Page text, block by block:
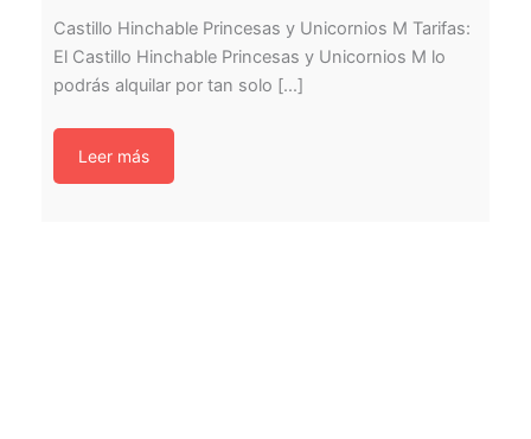
Castillo Hinchable Princesas y Unicornios M Tarifas:
El Castillo Hinchable Princesas y Unicornios M lo
podrás alquilar por tan solo [...]
Leer más